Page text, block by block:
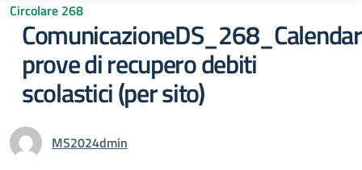
Circolare 268
prove di recupero debiti
scolastici (per sito)
MS2024dmin